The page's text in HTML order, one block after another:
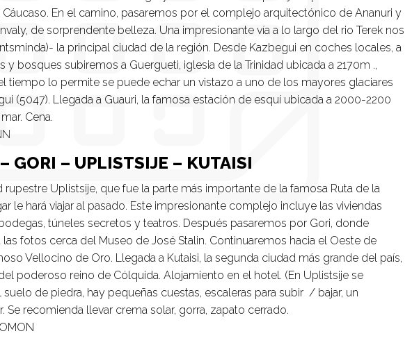
En el camino, pasaremos por el complejo arquitectónico de Ananuri y
de sorprendente belleza. Una impresionante vía a lo largo del rio Terek nos
la principal ciudad de la región. Desde Kazbegui en coches locales, a
y bosques subiremos a Guergueti, iglesia de la Trinidad ubicada a 2170m .,
tiempo lo permite se puede echar un vistazo a uno de los mayores glaciares
(5047). Llegada a Guauri, la famosa estación de esquí ubicada a 2000-2200
Cena.
GORI – UPLISTSIJE – KUTAISI
rupestre Uplistsije, que fue la parte más importante de la famosa Ruta de la
le hará viajar al pasado. Este impresionante complejo incluye las viviendas
túneles secretos y teatros. Después pasaremos por Gori, donde
las fotos cerca del Museo de José Stalin. Continuaremos hacia el Oeste de
Vellocino de Oro. Llegada a Kutaisi, la segunda ciudad más grande del país,
poderoso reino de Cólquida. Alojamiento en el hotel. (En Uplistsije se
de piedra, hay pequeñas cuestas, escaleras para subir / bajar, un
Se recomienda llevar crema solar, gorra, zapato cerrado.